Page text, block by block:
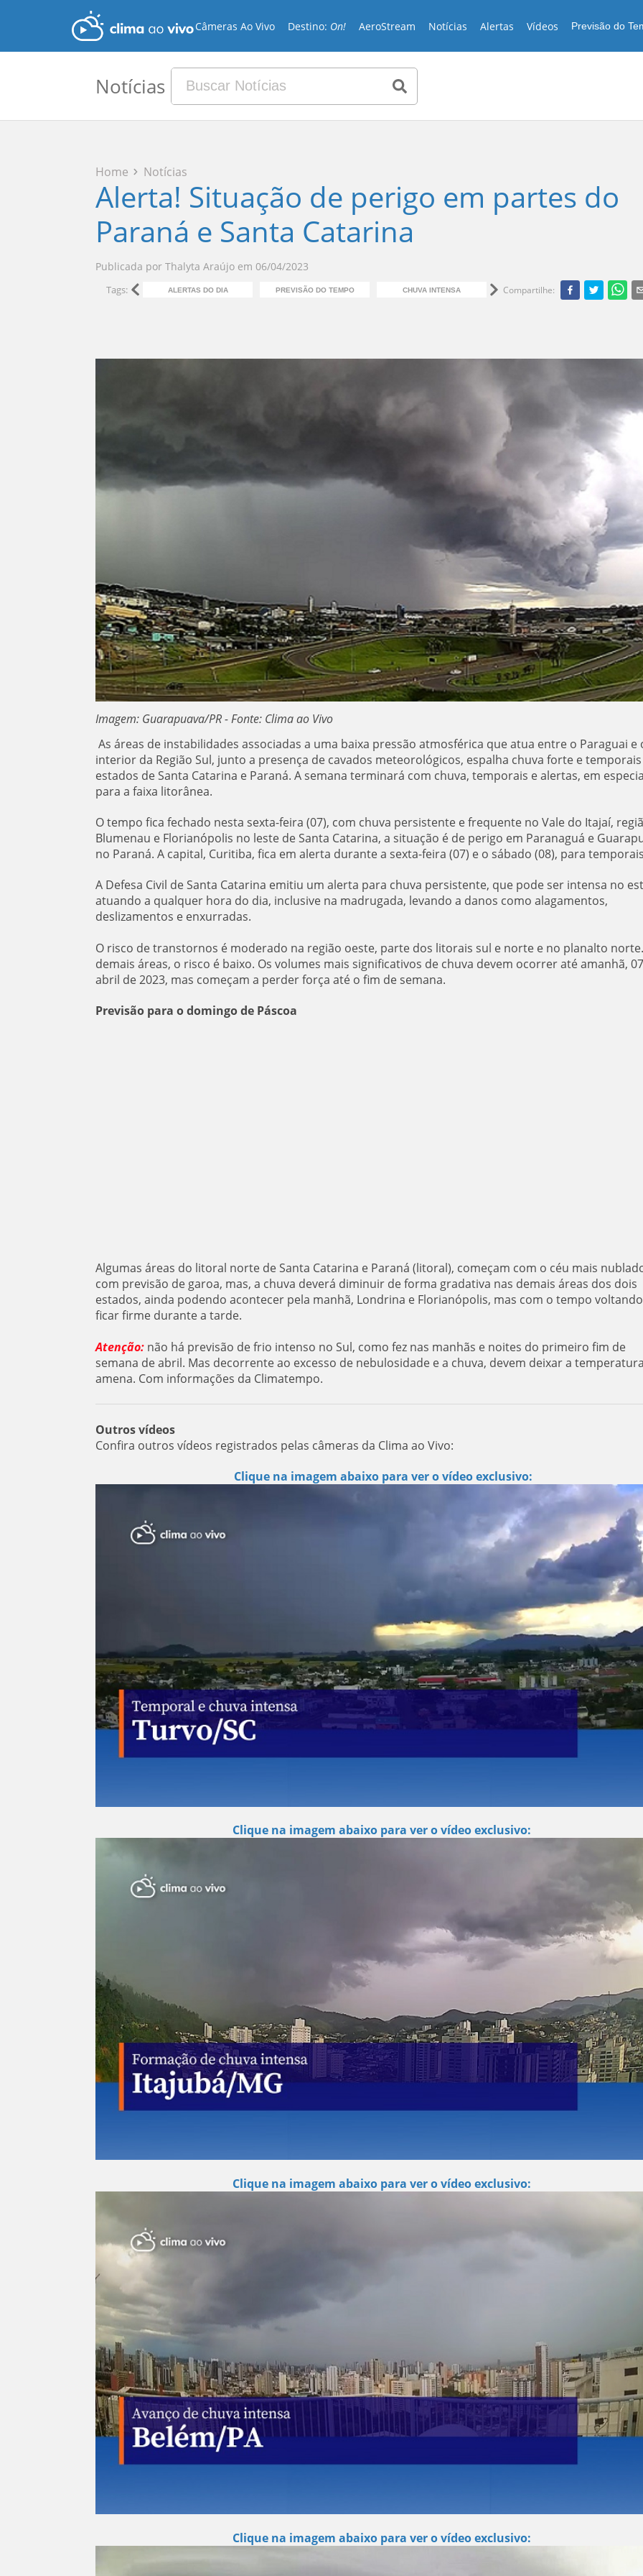
Câmeras Ao Vivo Destino: On! AeroStream Notícias Alertas Vídeos Previsão do
Notícias
Home Notícias
Alerta! Situação de perigo em partes do
Paraná e Santa Catarina
Publicada por Thalyta Araújo em 06/04/2023
Tags: ALERTAS DO DIA PREVISÃO DO TEMPO CHUVA INTENSA TEMPESTADE
Compartilhe:
Imagem: Guarapuava/PR - Fonte: Clima ao Vivo
As áreas de instabilidades associadas a uma baixa pressão atmosférica que atua entre o Paraguai e
interior da Região Sul, junto a presença de cavados meteorológicos, espalha chuva forte e
estados de Santa Catarina e Paraná. A semana terminará com chuva, temporais e alertas, em
para a faixa litorânea.
O tempo fica fechado nesta sexta-feira (07), com chuva persistente e frequente no Vale do Itajaí,
Blumenau e Florianópolis no leste de Santa Catarina, a situação é de perigo em Paranaguá e
no Paraná. A capital, Curitiba, fica em alerta durante a sexta-feira (07) e o sábado (08), para
A Defesa Civil de Santa Catarina emitiu um alerta para chuva persistente, que pode ser intensa no
atuando a qualquer hora do dia, inclusive na madrugada, levando a danos como alagamentos,
deslizamentos e enxurradas.
O risco de transtornos é moderado na região oeste, parte dos litorais sul e norte e no planalto
demais áreas, o risco é baixo. Os volumes mais significativos de chuva devem ocorrer até amanhã,
abril de 2023, mas começam a perder força até o fim de semana.
Previsão para o domingo de Páscoa
Algumas áreas do litoral norte de Santa Catarina e Paraná (litoral), começam com o céu mais
com previsão de garoa, mas, a chuva deverá diminuir de forma gradativa nas demais áreas dos dois
estados, ainda podendo acontecer pela manhã, Londrina e Florianópolis, mas com o tempo
ficar firme durante a tarde.
Atenção: não há previsão de frio intenso no Sul, como fez nas manhãs e noites do primeiro fim de
semana de abril. Mas decorrente ao excesso de nebulosidade e a chuva, devem deixar a
amena. Com informações da Climatempo.
Outros vídeos
Confira outros vídeos registrados pelas câmeras da Clima ao Vivo:
Clique na imagem abaixo para ver o vídeo exclusivo:
Clique na imagem abaixo para ver o vídeo exclusivo:
Clique na imagem abaixo para ver o vídeo exclusivo:
Clique na imagem abaixo para ver o vídeo exclusivo: